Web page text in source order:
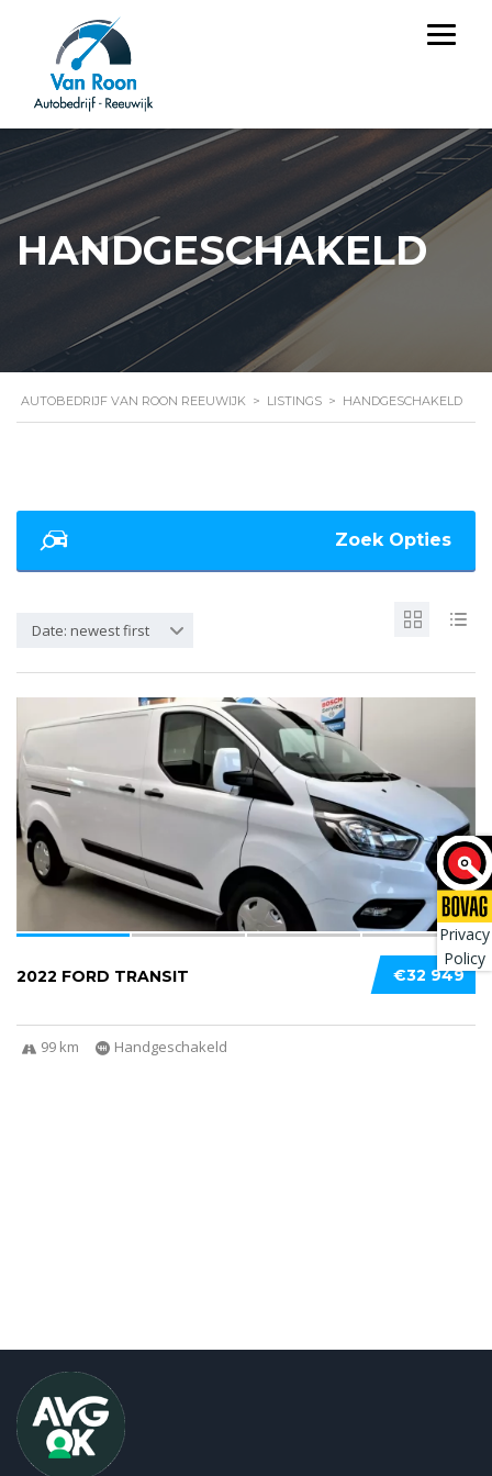
HANDGESCHAKELD
AUTOBEDRIJF VAN ROON REEUWIJK > LISTINGS > HANDGESCHAKELD
Zoek Opties
Date: newest first
4
€32 949
2022 FORD TRANSIT
99 km Handgeschakeld
Privacy
Policy